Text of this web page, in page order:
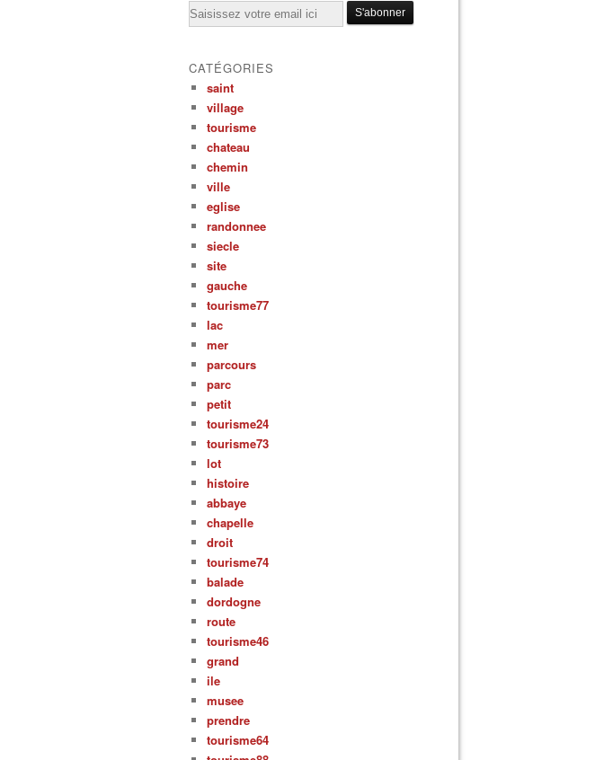
Email
CATÉGORIES
saint
village
tourisme
chateau
chemin
ville
eglise
randonnee
siecle
site
gauche
tourisme77
lac
mer
parcours
parc
petit
tourisme24
tourisme73
lot
histoire
abbaye
chapelle
droit
tourisme74
balade
dordogne
route
tourisme46
grand
ile
musee
prendre
tourisme64